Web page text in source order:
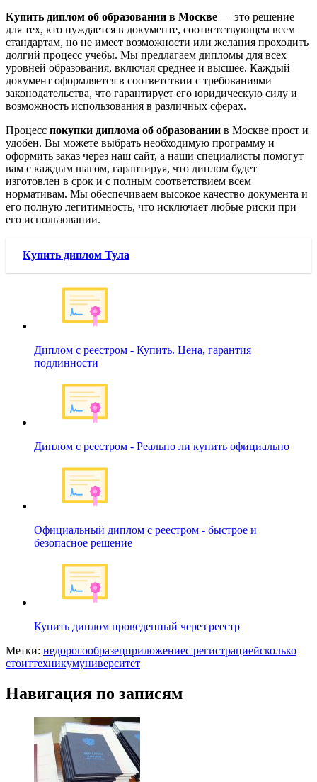
Купить диплом об образовании в Москве — это решение
для тех, кто нуждается в документе, соответствующем всем
стандартам, но не имеет возможности или желания проходить
долгий процесс учебы. Мы предлагаем дипломы для всех
уровней образования, включая среднее и высшее. Каждый
документ оформляется в соответствии с требованиями
законодательства, что гарантирует его юридическую силу и
возможность использования в различных сферах.
Процесс покупки диплома об образовании в Москве прост и
удобен. Вы можете выбрать необходимую программу и
оформить заказ через наш сайт, а наши специалисты помогут
вам с каждым шагом, гарантируя, что диплом будет
изготовлен в срок и с полным соответствием всем
нормативам. Мы обеспечиваем высокое качество документа и
его полную легитимность, что исключает любые риски при
его использовании.
Купить диплом Тула
Диплом с реестром - Купить. Цена, гарантия
подлинности
Диплом с реестром - Реально ли купить официально
Официальный диплом с реестром - быстрое и
безопасное решение
Купить диплом проведенный через реестр
Метки: недорогообразецприложениес регистрациейсколько
стоиттехникумуниверситет
Навигация по записям